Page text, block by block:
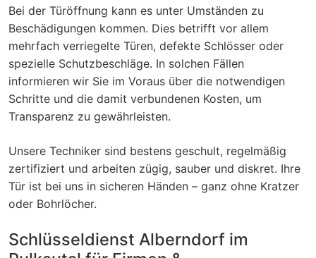
Bei der Türöffnung kann es unter Umständen zu
Beschädigungen kommen. Dies betrifft vor allem
mehrfach verriegelte Türen, defekte Schlösser oder
spezielle Schutzbeschläge. In solchen Fällen
informieren wir Sie im Voraus über die notwendigen
Schritte und die damit verbundenen Kosten, um
Transparenz zu gewährleisten.
Unsere Techniker sind bestens geschult, regelmäßig
zertifiziert und arbeiten zügig, sauber und diskret. Ihre
Tür ist bei uns in sicheren Händen – ganz ohne Kratzer
oder Bohrlöcher.
Schlüsseldienst Alberndorf im